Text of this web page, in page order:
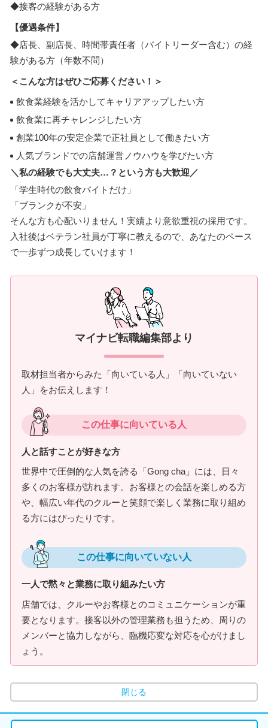
◆接客の経験がある方
【優遇条件】
◆店長、副店長、時間帯責任者（バイトリーダー含む）の経
験がある方（年数不問）
＜こんな方はぜひご応募ください！＞
飲食業経験を活かしてキャリアアップしたい方
飲食業に再チャレンジしたい方
創業100年の安定企業で正社員として働きたい方
人気ブランドでの店舗運営ノウハウを学びたい方
＼私の経験でも大丈夫…？という方も大歓迎／
「学生時代の飲食バイトだけ」
「ブランクが不安」
そんな方も心配いりません！実績より意欲重視の採用です。
入社後はベテラン社員が丁寧に教えるので、あなたのペース
で一歩ずつ成長していけます！
マイナビ転職編集部より
取材担当者からみた「向いている人」「向いていない
人」をお伝えします！
この仕事に向いている人
人と話すことが好きな方
世界中で圧倒的な人気を誇る「Gong cha」には、日々
多くのお客様が訪れます。お客様との会話を楽しめる方
や、幅広い年代のクルーと笑顔で楽しく業務に取り組め
る方にはぴったりです。
この仕事に向いていない人
一人で黙々と業務に取り組みたい方
店舗では、クルーやお客様とのコミュニケーションが重
要となります。接客以外の管理業務も担うため、周りの
メンバーと協力しながら、臨機応変な対応を心がけまし
ょう。
閉じる